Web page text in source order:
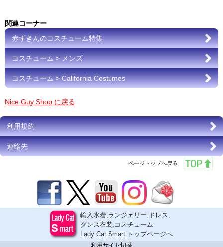
関連コーナー
赤ずきんのコスチューム特集
コスチューム > メンズ
コスチューム > California Costumes
Nice Guy Shop に戻る
利用規約
連絡先
ページトップへ戻る
輸入水着,ランジェリー,ドレス,
ダンス衣装,コスチューム
Lady Cat Smart トップページへ
利用サイト切替